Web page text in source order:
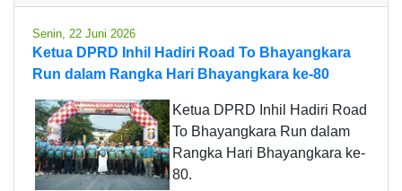
Senin, 22 Juni 2026
Ketua DPRD Inhil Hadiri Road To Bhayangkara
Run dalam Rangka Hari Bhayangkara ke-80
Ketua DPRD Inhil Hadiri Road
To Bhayangkara Run dalam
Rangka Hari Bhayangkara ke-
80.